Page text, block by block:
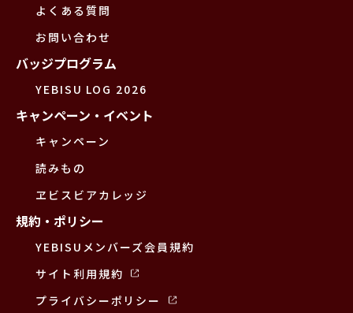
よくある質問
お問い合わせ
バッジプログラム
YEBISU LOG 2026
キャンペーン・イベント
キャンペーン
読みもの
ヱビスビアカレッジ
規約・ポリシー
YEBISUメンバーズ会員規約
サイト利用規約
プライバシーポリシー